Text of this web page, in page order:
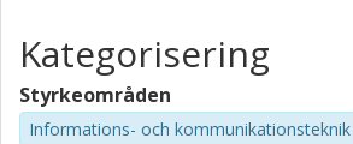
Kategorisering
Styrkeområden
Informations- och kommunikationsteknik